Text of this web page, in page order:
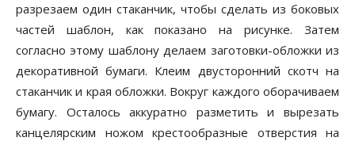
разрезаем один стаканчик, чтобы сделать из боковых
частей шаблон, как показано на рисунке. Затем
согласно этому шаблону делаем заготовки-обложки из
декоративной бумаги. Клеим двусторонний скотч на
стаканчик и края обложки. Вокруг каждого оборачиваем
бумагу. Осталось аккуратно разметить и вырезать
канцелярским ножом крестообразные отверстия на